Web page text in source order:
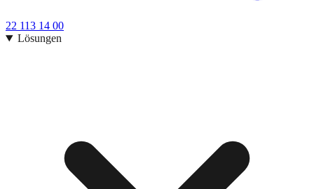
22 113 14 00
Lösungen